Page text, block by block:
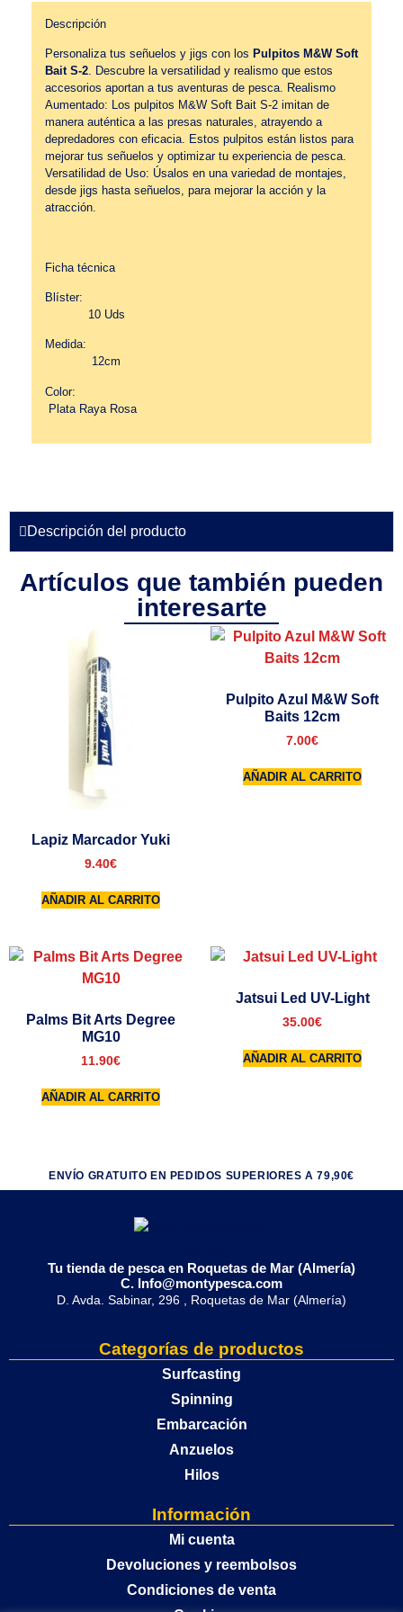
Descripción
Personaliza tus señuelos y jigs con los Pulpitos M&W Soft
Bait S-2 . Descubre la versatilidad y realismo que estos
accesorios aportan a tus aventuras de pesca. Realismo
Aumentado: Los pulpitos M&W Soft Bait S-2 imitan de
manera auténtica a las presas naturales, atrayendo a
depredadores con eficacia. Estos pulpitos están listos para
mejorar tus señuelos y optimizar tu experiencia de pesca.
Versatilidad de Uso: Úsalos en una variedad de montajes,
desde jigs hasta señuelos, para mejorar la acción y la
atracción.
Ficha técnica
Blíster:
10 Uds
Medida:
12cm
Color:
Plata Raya Rosa
Descripción del producto
Artículos que también pueden
interesarte
Lapiz Marcador Yuki
9.40€
AÑADIR AL CARRITO
Pulpito Azul M&W Soft
Baits 12cm
7.00€
AÑADIR AL CARRITO
Palms Bit Arts Degree
MG10
11.90€
AÑADIR AL CARRITO
Jatsui Led UV-Light
35.00€
AÑADIR AL CARRITO
ENVÍO GRATUITO EN PEDIDOS SUPERIORES A 79,90€
Tu tienda de pesca en Roquetas de Mar (Almería)
C. Info@montypesca.com
D. Avda. Sabinar, 296 , Roquetas de Mar (Almería)
Categorías de productos
Surfcasting
Spinning
Embarcación
Anzuelos
Hilos
Información
Mi cuenta
Devoluciones y reembolsos
Condiciones de venta